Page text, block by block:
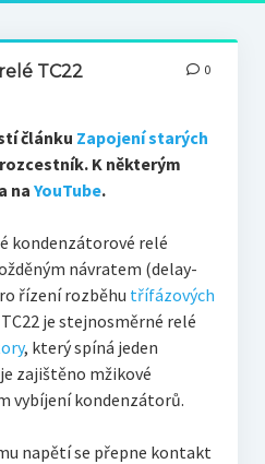
TC22 0
článku Zapojení starých
K některým
na YouTube.
kondenzátorové relé
návratem (delay-
řízení rozběhu třífázových
je stejnosměrné relé
, který spíná jeden
zajištěno mžikové
vybíjení kondenzátorů.
napětí se přepne kontakt